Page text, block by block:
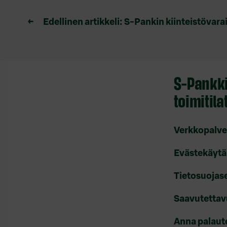
Artikkelien
← Edellinen artikkeli: S-Pankin
S-
Anna